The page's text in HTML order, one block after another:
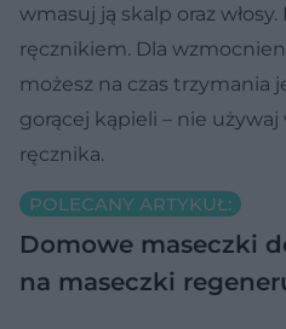
wmasuj ją skalp oraz włosy.
ręcznikiem. Dla
możesz na czas trzymania
gorącej kąpieli – nie używaj
ręcznika.
POLECANY ARTYKUŁ:
Domowe maseczki
na maseczki